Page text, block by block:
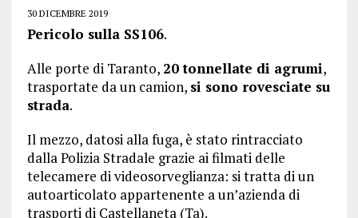
30 DICEMBRE 2019
Pericolo sulla SS106.
Alle porte di Taranto, 20 tonnellate di agrumi,
trasportate da un camion, si sono rovesciate su
strada.
Il mezzo, datosi alla fuga, è stato rintracciato
dalla Polizia Stradale grazie ai filmati delle
telecamere di videosorveglianza: si tratta di un
autoarticolato appartenente a un’azienda di
trasporti di Castellaneta (Ta).